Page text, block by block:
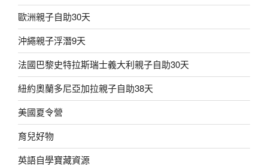
歐洲親子自助30天
沖繩親子浮潛9天
法國巴黎史特拉斯瑞士義大利親子自助30天
紐約奧蘭多尼亞加拉親子自助38天
美國夏令營
育兒好物
英語自學寶藏資源